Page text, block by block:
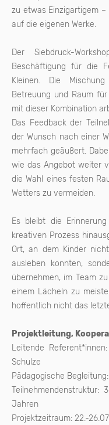
zu etwas Einzigartigem
auf die eigenen Werke.
Der Siebdruck-
Beschäftigung für die
Kleinen. Die
Betreuung und Raum
mit dieser Kombination
Das Feedback der
der Wunsch nach einer
mehrfach geäußert.
wie das Angebot weiter
die Wahl eines festen
Wetters zu vermeiden.
Es bleibt die
kreativen Prozess
Ort, an dem Kinder
ausleben konnten,
übernehmen, im Team
einem Lächeln zu
hoffentlich nicht das
Projektleitung,
Leitende
Schulze
Pädagogische
Teilnehmendenstruktur:
Jahren
Projektzeitraum: 22.-